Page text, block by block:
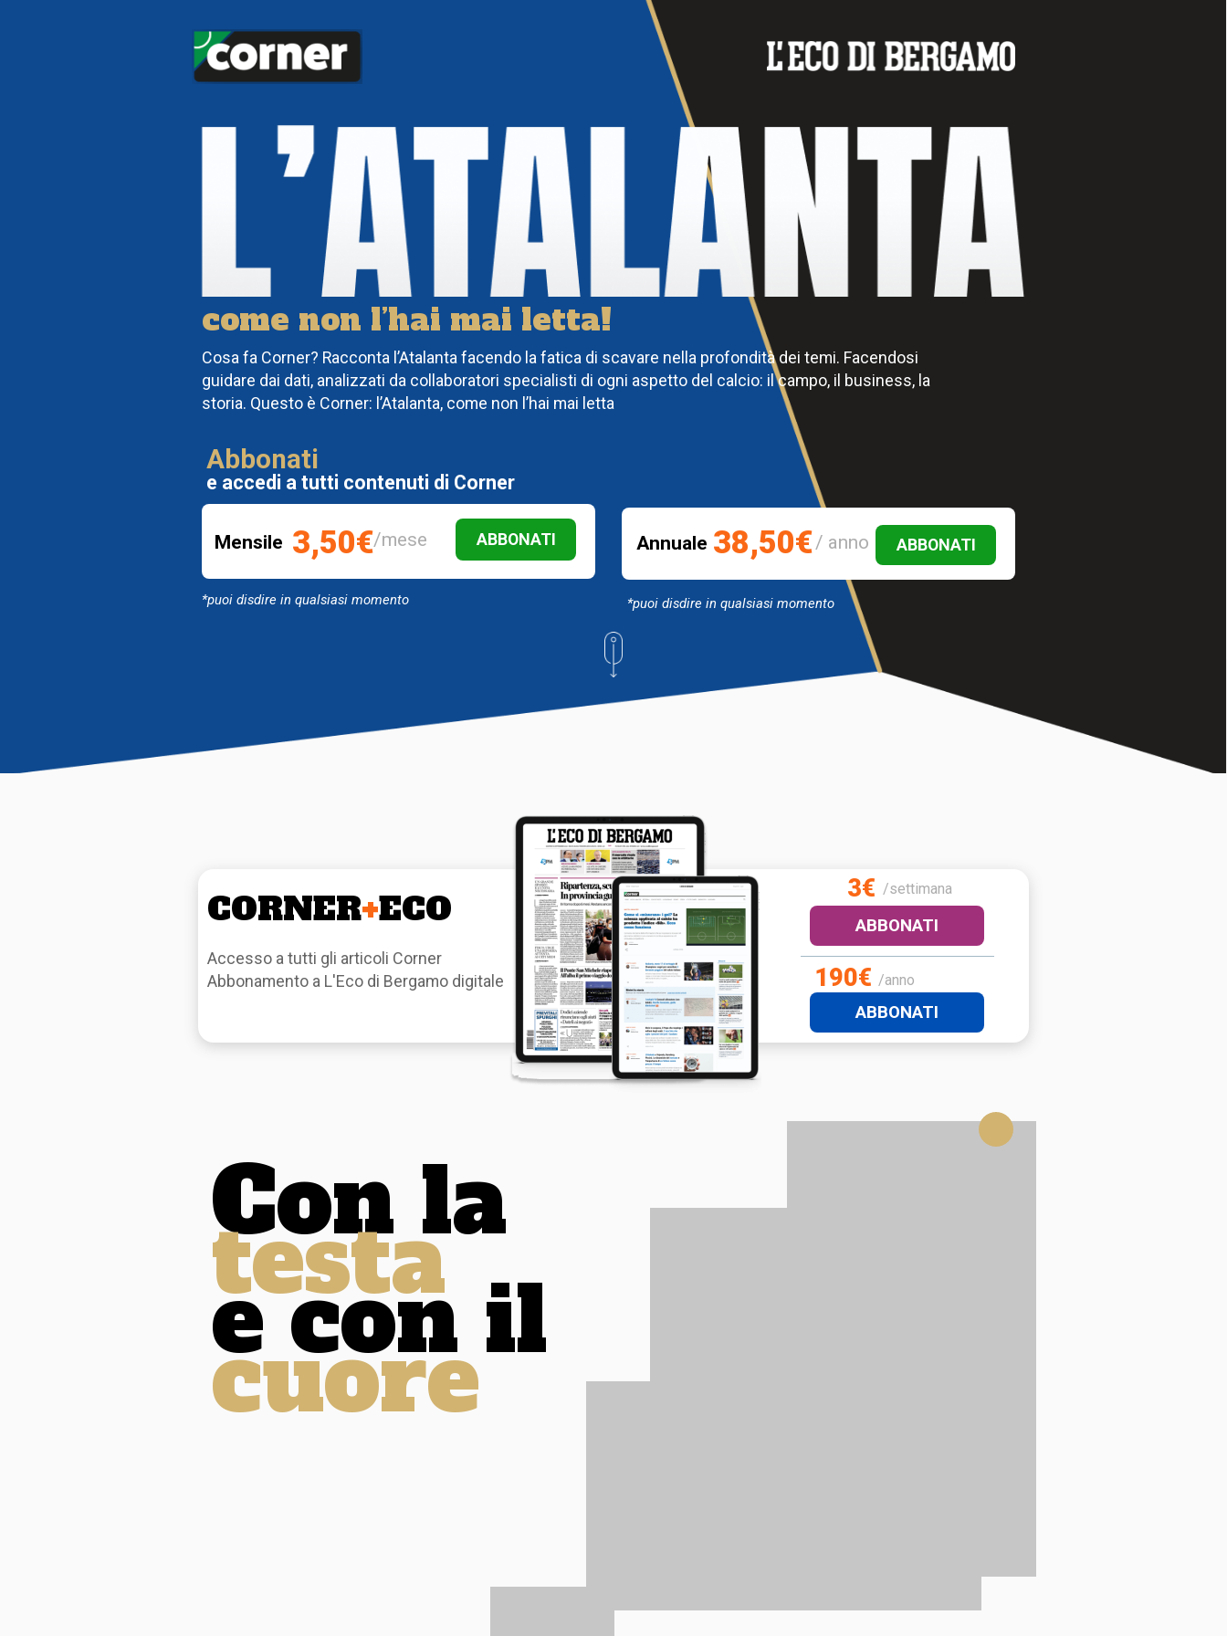
come non l’hai mai letta!
Cosa fa Corner? Racconta l’Atalanta facendo la fatica di scavare nella profondità dei temi. Facendosi
guidare dai dati, analizzati da collaboratori specialisti di ogni aspetto del calcio: il campo, il business, la
storia. Questo è Corner: l’Atalanta, come non l’hai mai letta
Abbonati
e accedi a tutti contenuti di Corner
ABBONATI
3,50€ 38,50€ ABBONATI
/mese
Mensile / anno
Annuale
*puoi disdire in qualsiasi momento *puoi disdire in qualsiasi momento
3€ /settimana
CORNER+ECO ABBONATI
Accesso a tutti gli articoli Corner
190€
Abbonamento a L'Eco di Bergamo digitale /anno
ABBONATI
Con la
testa
e con il
cuore